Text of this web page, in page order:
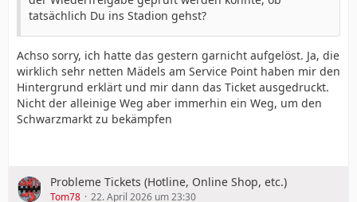
tatsächlich Du ins Stadion gehst?
Achso sorry, ich hatte das gestern garnicht aufgelöst. Ja, die
wirklich sehr netten Mädels am Service Point haben mir den
Hintergrund erklärt und mir dann das Ticket ausgedruckt.
Nicht der alleinige Weg aber immerhin ein Weg, um den
Schwarzmarkt zu bekämpfen
Probleme Tickets (Hotline, Online Shop, etc.)
Tom78 22. April 2026 um 23:30